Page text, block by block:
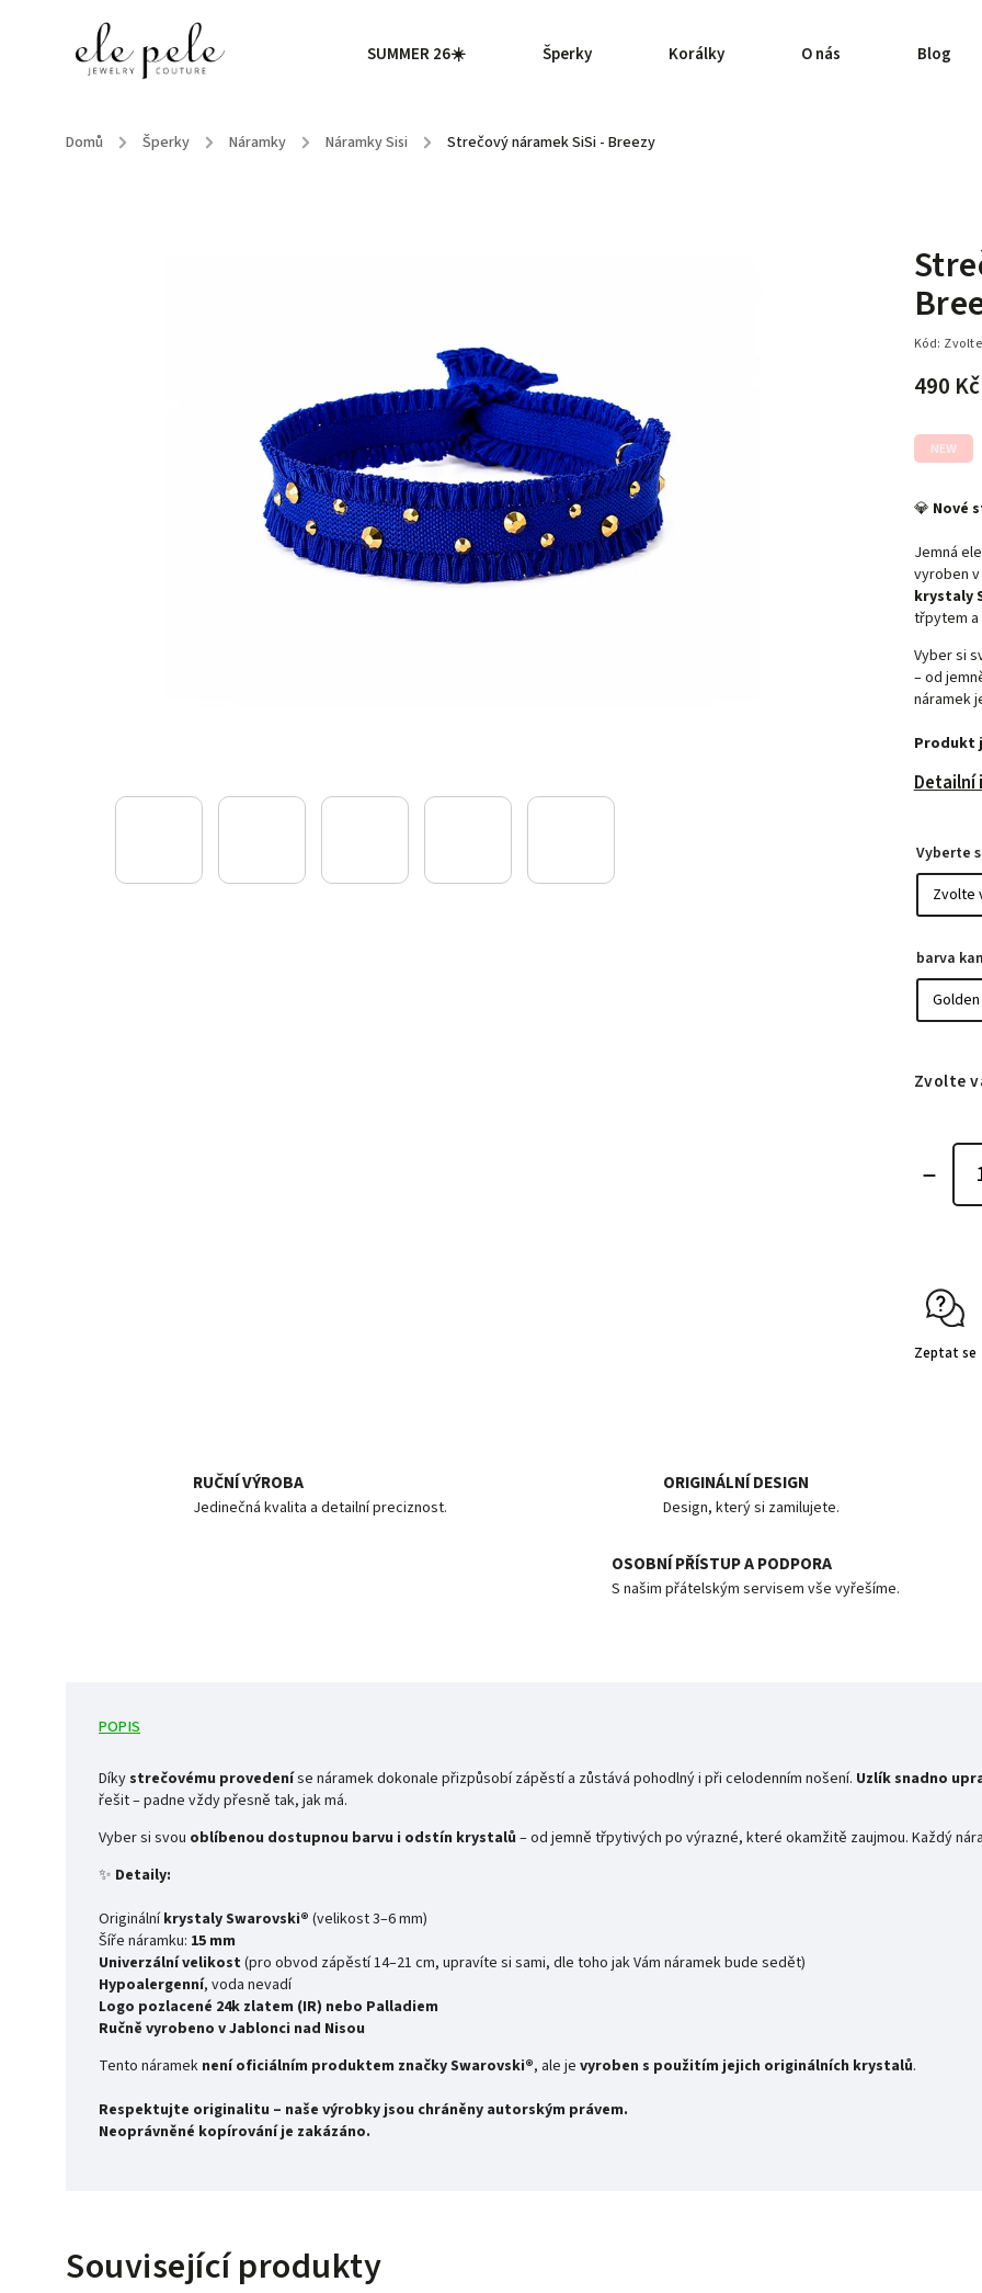
SUMMER 26☀️ Šperky Korálky O nás Blog
Domů / Šperky / Náramky / Náramky Sisi / Strečový náramek SiSi - Breezy
Kód:
490 Kč
💎 Nové
Jemná
vyroben
krystaly
třpytem a
Vyber si
– od
náramek
Produkt
Detailní
NEW
Vyberte
barva
Zvolte
Zeptat se
RUČNÍ VÝROBA
Jedinečná kvalita a detailní preciznost.
ORIGINÁLNÍ DESIGN
Design, který si zamilujete.
OSOBNÍ PŘÍSTUP A PODPORA
S našim přátelským servisem vše vyřešíme.
POPIS
Díkystrečovému provedeníse náramek dokonale přizpůsobí zápěstí a zůstává pohodlný i při celodenním nošení. Uzlík snadno
řešit – padne vždy přesně tak, jak má.
Vyber si svou oblíbenou dostupnou barvu i odstín krystalů – od jemně třpytivých po výrazné, které okamžitě zaujmou. Každý
✨ Detaily:
Originálníkrystaly Swarovski® (velikost 3–6 mm)
Šíře náramku: 15 mm
Univerzální velikost(pro obvod zápěstí 14–21 cm, upravíte si sami, dle toho jak Vám náramek bude sedět)
Hypoalergenní, voda nevadí
Logo pozlacené 24k zlatem (IR) nebo Palladiem
Ručně vyrobeno v Jablonci nad Nisou
Tento náramek není oficiálním produktem značky Swarovski®, ale je vyroben s použitím jejich originálních krystalů.
Respektujte originalitu – naše výrobky jsou chráněny autorským právem.
Neoprávněné kopírování je zakázáno.
Související produkty